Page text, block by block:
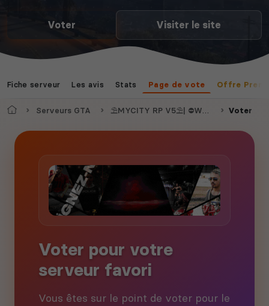
Voter Visiter le site
Fiche serveur Les avis Stats Page de vote Offre
AccueilServeurs GTA ⛱️MYCITY RP V5⛱️| ⛔WL+18 | SERIOUS RP | STAFF REACTIF | WL 100% VOCALES | CIVILS MAJORITAIRES Voter
Voter pour votre
serveur favori
Vous êtes sur le point de voter pour le